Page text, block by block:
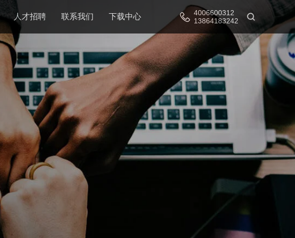
人才招聘 联系我们 下载中心
4006600312
13864183242